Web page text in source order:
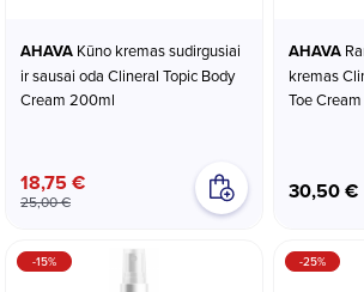
AHAVA
ir sausai oda Clineral Topic Body
Cream 200ml
18,75 €
25,00 €
AHAVA
kremas
Toe
30,50 €
-15% -25%